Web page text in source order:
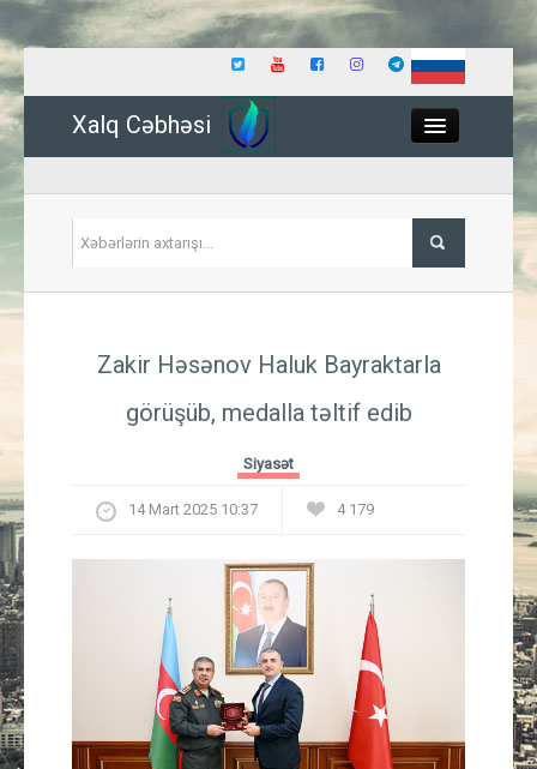
Xalq Cəbhəsi
İqtisadiyyat
Güney Azərbaycan
Mədəniyyət
Müsahibə
İdman
Zakir Həsənov Haluk Bayraktarla
görüşüb, medalla təltif edib
Siyasət
14 Mart 2025 10:37 4 179